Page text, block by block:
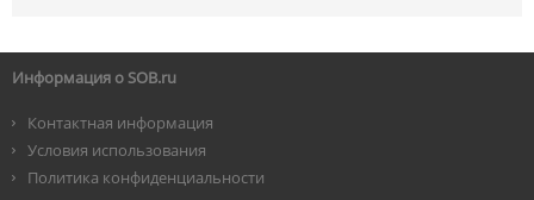
Информация о SOB.ru
Контактная информация
Условия использования
Политика конфиденциальности